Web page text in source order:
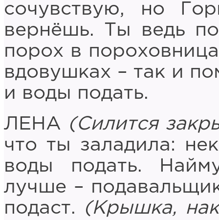
сочувствую, но
вернёшь. Ты ведь
порох в
вдовушках – так и
и воды подать.
ЛЕНА (Силится
что ты заладила:
воды подать.
лучше –
подаст.
(Крышка,